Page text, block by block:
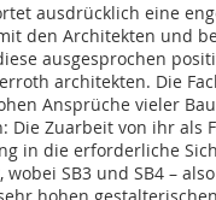
ausdrücklich eine
den Architekten und
ausgesprochen
architekten. Die
Ansprüche vieler
Die Zuarbeit von ihr als
in die erforderliche
wobei SB3 und SB4 –